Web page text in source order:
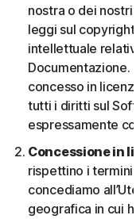
nostra o dei nostri
leggi sul
intellettuale relativi
Documentazione.
concesso in
tutti i diritti sul
espressamente
Concessione in
rispettino i termini
concediamo
geografica in cui